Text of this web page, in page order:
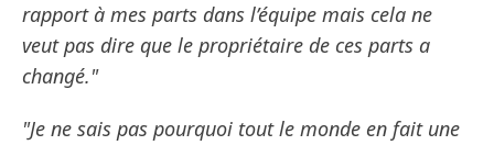
rapport à mes parts dans l’équipe mais cela ne
veut pas dire que le propriétaire de ces parts a
changé."
"Je ne sais pas pourquoi tout le monde en fait une